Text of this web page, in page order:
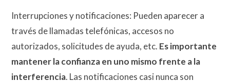
Interrupciones y notificaciones: Pueden aparecer a
través de llamadas telefónicas, accesos no
autorizados, solicitudes de ayuda, etc. Es importante
mantener la confianza en uno mismo frente a la
interferencia. Las notificaciones casi nunca son